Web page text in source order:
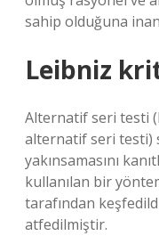
sahip olduğuna
Leibniz
Alternatif seri testi
alternatif seri testi)
yakınsamasını
kullanılan bir
tarafından
atfedilmiştir.